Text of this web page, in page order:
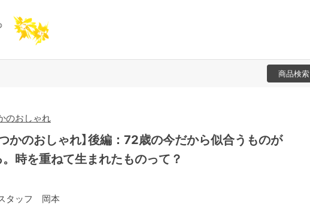
商品検索
のおしゃれ
かのおしゃれ】後編：72歳の今だから似合うものが
時を重ねて生まれたものって？
タッフ 岡本